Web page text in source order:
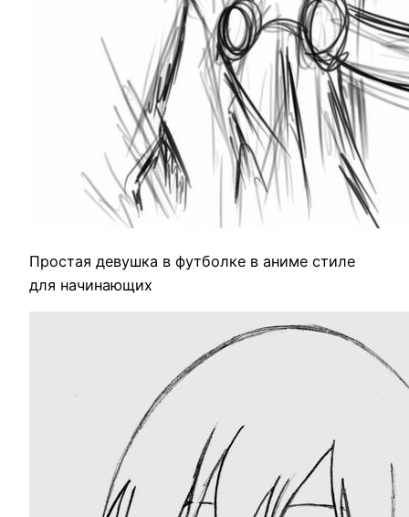
Простая девушка в футболке в аниме стиле
для начинающих